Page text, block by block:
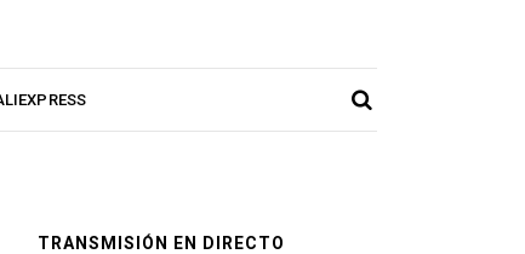
TRANSMISIÓN EN DIRECTO